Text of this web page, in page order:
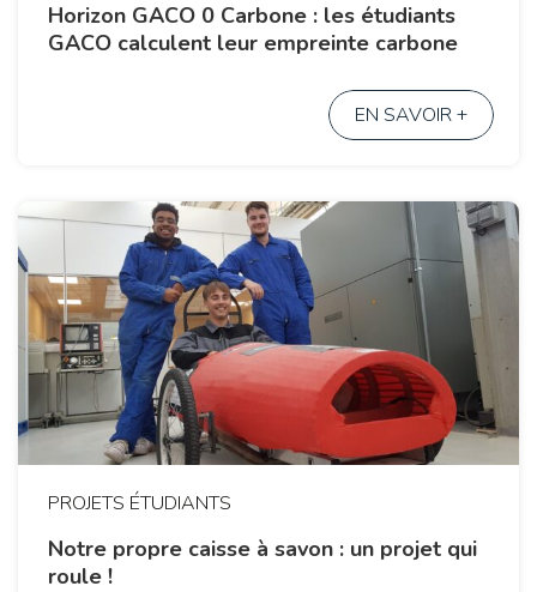
Horizon GACO 0 Carbone : les étudiants
GACO calculent leur empreinte carbone
EN SAVOIR +
PROJETS ÉTUDIANTS
Notre propre caisse à savon : un projet qui
roule !